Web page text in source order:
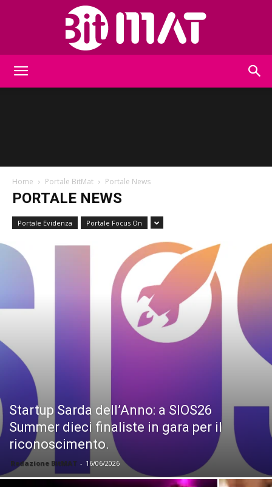
Home Portale BitMat Portale News
PORTALE NEWS
Portale Evidenza Portale Focus On
Startup Sarda dell’Anno: a SIOS26
Summer dieci finaliste in gara per il
riconoscimento.
Redazione BitMAT - 16/06/2026